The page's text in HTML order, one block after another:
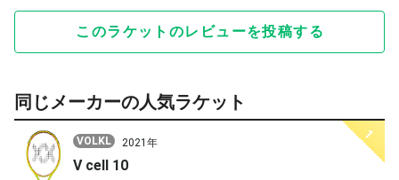
このラケットのレビューを投稿する
同じメーカーの人気ラケット
VOLKL 2021年
V cell 10
1